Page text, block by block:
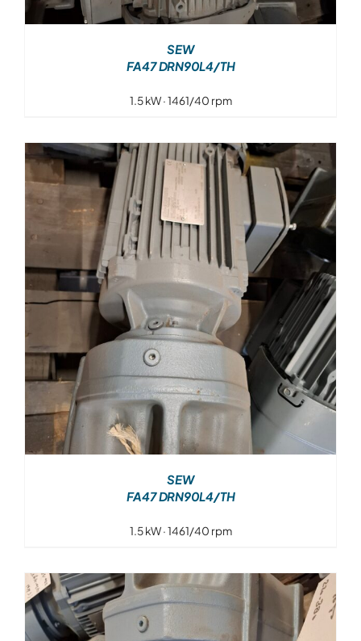
SEW
FA47 DRN90L4/TH
1.5 kW · 1461/40 rpm
SEW
FA47 DRN90L4/TH
1.5 kW · 1461/40 rpm